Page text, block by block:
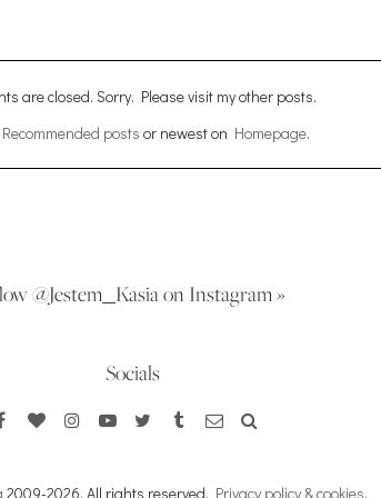
are closed. Sorry. Please visit my other posts.
Recommended posts or newest on Homepage.
@Jestem_Kasia on Instagram »
Socials
2009-2026. All rights reserved. Privacy policy & cookies.